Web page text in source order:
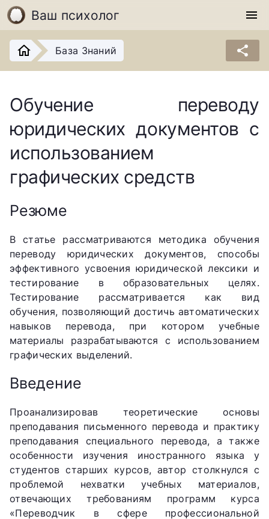
Ваш психолог menu
База Знаний share
Обучение переводу
юридических документов с
использованием
графических средств
Резюме
В статье рассматриваются методика обучения
переводу юридических документов, способы
эффективного усвоения юридической лексики и
тестирование в образовательных целях.
Тестирование рассматривается как вид
обучения, позволяющий достичь автоматических
навыков перевода, при котором учебные
материалы разрабатываются с использованием
графических выделений.
Введение
Проанализировав теоретические основы
преподавания письменного перевода и практику
преподавания специального перевода, а также
особенности изучения иностранного языка у
студентов старших курсов, автор столкнулся с
проблемой нехватки учебных материалов,
отвечающих требованиям программ курса
«Переводчик в сфере профессиональной